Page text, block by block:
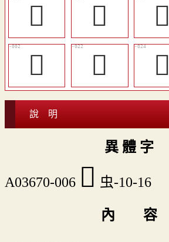
󵒒
󵒋 󵒐
𧖓
󵒕 󵒗
說 明
異 體 字
A03670-006 󵒇 虫-10-16
內 容